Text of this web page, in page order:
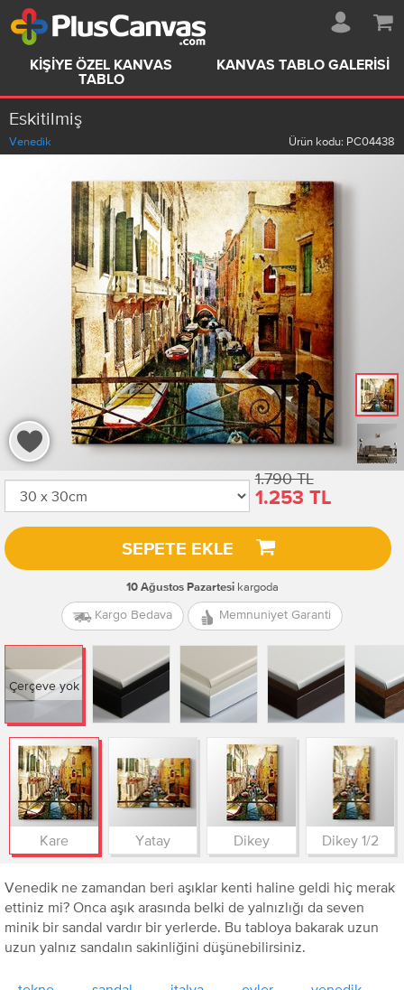
KIŞIYE ÖZEL KANVAS
TABLO
KANVAS TABLO GALERISI
Eskitilmiş
Venedik Ürün kodu: PC04438
1.790 TL
1.253 TL
SEPETE EKLE
10 Ağustos Pazartesikargoda
Kargo Bedava Memnuniyet Garanti
Çerçeve yok
Kare Yatay Dikey Dikey 1/2
Venedik ne zamandan beri aşıklar kenti haline geldi hiç merak
ettiniz mi? Onca aşık arasında belki de yalnızlığı da seven
minik bir sandal vardır bir yerlerde. Bu tabloya bakarak uzun
uzun yalnız sandalın sakinliğini düşünebilirsiniz.